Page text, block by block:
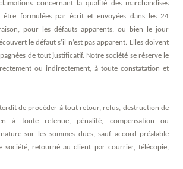
concernant la qualité des marchandises
être formulées par écrit et envoyées dans les 24
pour les défauts apparents, ou bien le jour
le défaut s’il n’est pas apparent. Elles doivent
de tout justificatif. Notre société se réserve le
ou indirectement, à toute constatation et
de procéder à tout retour, refus, destruction de
à toute retenue, pénalité, compensation ou
sur les sommes dues, sauf accord préalable
société, retourné au client par courrier, télécopie,